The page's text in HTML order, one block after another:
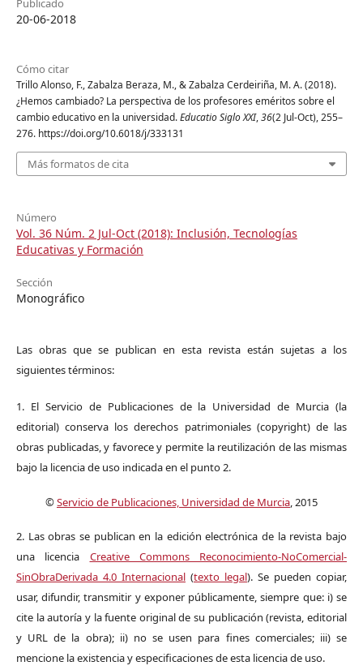
Publicado
20-06-2018
Cómo citar
Trillo Alonso, F., Zabalza Beraza, M., & Zabalza Cerdeiriña, M. A. (2018).
¿Hemos cambiado? La perspectiva de los profesores eméritos sobre el
cambio educativo en la universidad.Educatio Siglo XXI,36(2 Jul-Oct), 255–
276. https://doi.org/10.6018/j/333131
Más formatos de cita
Número
Vol. 36 Núm. 2 Jul-Oct (2018): Inclusión, Tecnologías
Educativas y Formación
Sección
Monográfico
Las obras que se publican en esta revista están sujetas a los
siguientes términos:
1. El Servicio de Publicaciones de la Universidad de Murcia (la
editorial) conserva los derechos patrimoniales (copyright) de las
obras publicadas, y favorece y permite la reutilización de las mismas
bajo la licencia de uso indicada en el punto 2.
©Servicio de Publicaciones, Universidad de Murcia, 2015
2. Las obras se publican en la edición electrónica de la revista bajo
una licencia Creative Commons Reconocimiento-NoComercial-
SinObraDerivada 4.0 Internacional (texto legal). Se pueden copiar,
usar, difundir, transmitir y exponer públicamente, siempre que: i) se
cite la autoría y la fuente original de su publicación (revista, editorial
y URL de la obra); ii) no se usen para fines comerciales; iii) se
mencione la existencia y especificaciones de esta licencia de uso.